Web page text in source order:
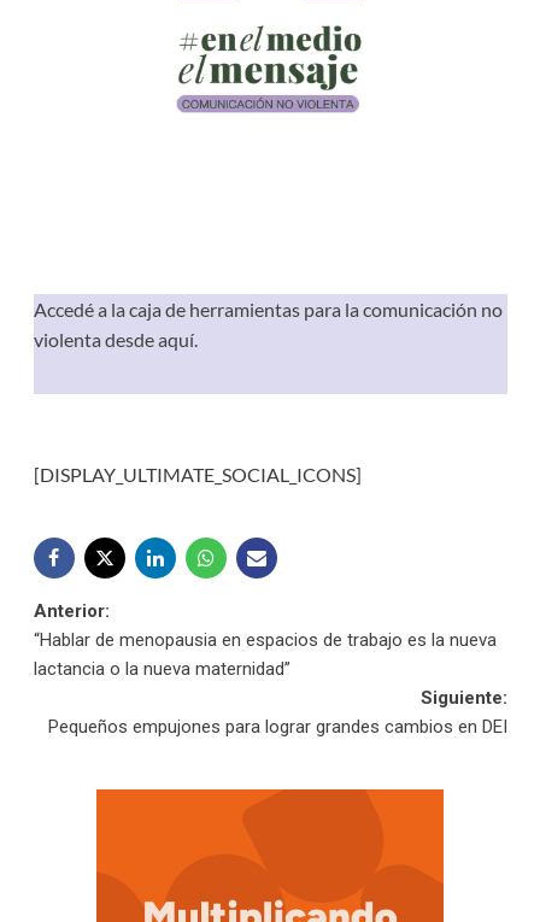
Accedé a la caja de herramientas para la comunicación no
violenta desde aquí.
[DISPLAY_ULTIMATE_SOCIAL_ICONS]
Navegación
de
entradas
Anterior:
“Hablar de menopausia en espacios de trabajo es la nueva
lactancia o la nueva maternidad”
Siguiente:
Pequeños empujones para lograr grandes cambios en DEI